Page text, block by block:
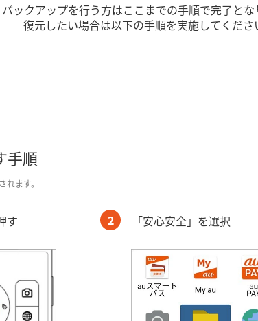
バックアップを行う方はここまでの手順で完了とな
復元したい場合は以下の手順を実施してくださ
手順
ます。
す 2 「安心安全」を選択